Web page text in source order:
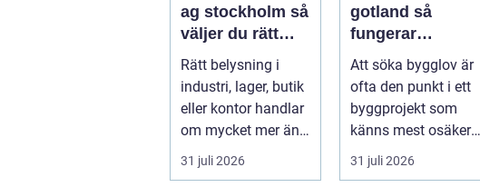
ag stockholm så
väljer du rätt
partner för
professionell
ljussättning
Rätt belysning i
industri, lager, butik
eller kontor handlar
om mycket mer än
att bara få det
ljust....
31 juli 2026
gotland så
fungerar
processen från
idé till godkänt
beslut
Att söka bygglov är
ofta den punkt i ett
byggprojekt som
känns mest osäker.
Frågorna hopar sig:
vilk...
31 juli 2026